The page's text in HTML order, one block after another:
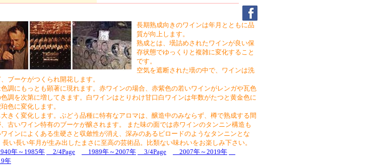
長期熟成向きのワインは年月とともに品
質が向上します。
熟成とは、壜詰めされたワインが良い保
存状態でゆっくりと複雑に変化すること
です。
空気を遮断された壜の中で、ワインは洗
ブーケがつくられ開花します。
調にもっとも顕著に現れます。赤ワインの場合、赤紫色の若いワインがレンガや瓦色
調を次第に増してきます。白ワインはとりわけ甘口白ワインは年数がたつと黄金色に
色に変化します。
きく変化します。ぶどう品種に特有なアロマは、醸造中のみならず、樽で熟成する間
古いワイン特有のブーケが醸されます。 また味の面では赤ワインのタンニン構造も
インによくある生硬さと収斂性が消え、深みのあるビロードのようなタンニンとな
い長い年月が生み出したまさに至高の芸術品。比類ない味わいをお楽しみ下さい。
年～1985年 2/4Page 1989年～2007年 3/4Page
2007年～2019年
年